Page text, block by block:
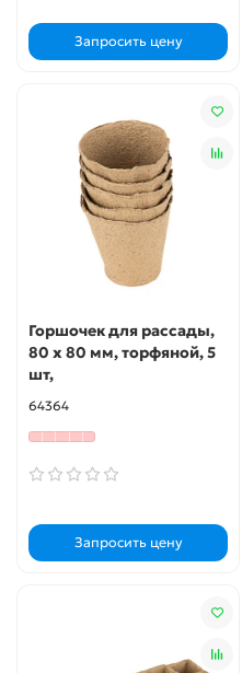
Запросить цену
Горшочек для рассады,
80 х 80 мм, торфяной, 5
шт,
64364
Запросить цену